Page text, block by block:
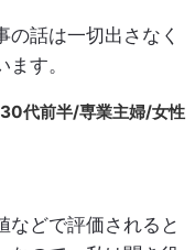
話は一切出さなく
す。
30代前半/専業主婦/女性
などで評価されると